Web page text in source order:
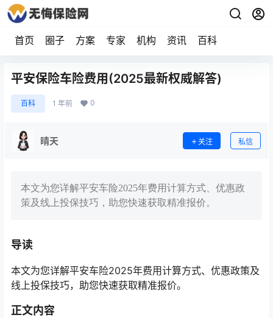
首页 圈子 方案 专家 机构 资讯 百科
平安保险车险费用(2025最新权威解答)
百科 1 年前 0
晴天 关注 私信
本文为您详解平安车险2025年费用计算方式、优惠政
策及线上投保技巧，助您快速获取精准报价。
导读
本文为您详解平安车险2025年费用计算方式、优惠政策及
线上投保技巧，助您快速获取精准报价。
正文内容